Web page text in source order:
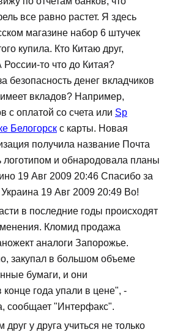
все равно растет. Я здесь
магазине набор 6 штучек
купила. Кто Китаю друг,
то что до Китая?
безопасность денег вкладчиков
имеет вкладов? Например,
с оплатой со счета или Sp
Белогорск с карты. Новая
получила название Почта
логотипом и обнародовала планы
19 Авг 2009 20:46 Спасибо за
19 Авг 2009 20:49 Во!
в последние годы происходят
Кломид продажа
аналоги Запорожье.
закупал в большом объеме
бумаги, и они
конце года упали в цене", -
сообщает "Интерфакс".
у друга учиться не только